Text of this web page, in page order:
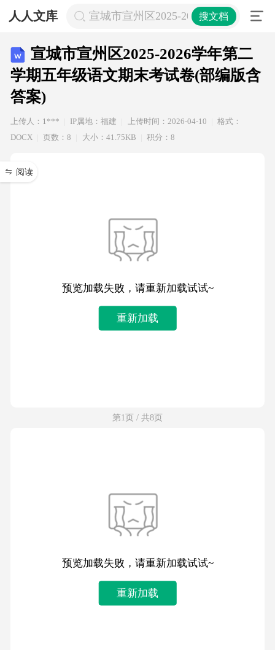
人人文库 宣城市宣州区2025-2026学年第二学
搜文档
宣城市宣州区2025-2026学年第二
学期五年级语文期末考试卷(部编版含
答案)
上传人：1*** IP属地：福建 上传时间：2026-04-10
格式：
DOCX
页数：8 大小：41.75KB 积分：8
阅读
预览加载失败，请重新加载试试~
重新加载
第1页 / 共8页
预览加载失败，请重新加载试试~
重新加载